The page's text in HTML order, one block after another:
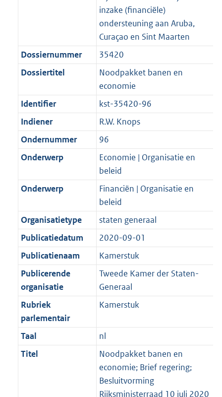
inzake (financiële)
ondersteuning aan Aruba,
Curaçao en Sint Maarten
Dossiernummer
35420
Dossiertitel
Noodpakket banen en
economie
Identifier
kst-35420-96
Indiener
R.W. Knops
Ondernummer
96
Onderwerp
Economie | Organisatie en
beleid
Onderwerp
Financiën | Organisatie en
beleid
Organisatietype
staten generaal
Publicatiedatum
2020-09-01
Publicatienaam
Kamerstuk
Publicerende
organisatie
Tweede Kamer der Staten-
Generaal
Rubriek
parlementair
Kamerstuk
Taal
nl
Titel
Noodpakket banen en
economie; Brief regering;
Besluitvorming
Rijksministerraad 10 juli 2020